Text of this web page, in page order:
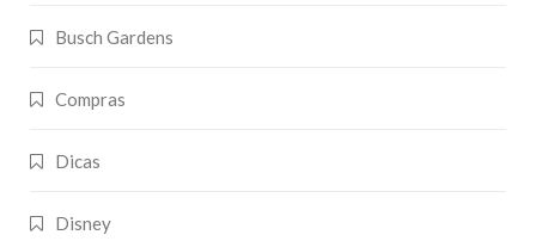
Busch Gardens
Compras
Dicas
Disney